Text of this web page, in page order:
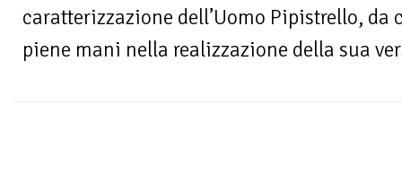
caratterizzazione dell’Uomo Pipistrello, da
piene mani nella realizzazione della sua